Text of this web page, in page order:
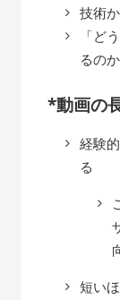
技術
「ど
るの
*動画の
経験
る
短い